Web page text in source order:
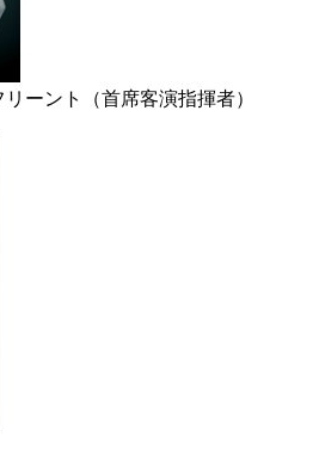
ーント（首席客演指揮者）